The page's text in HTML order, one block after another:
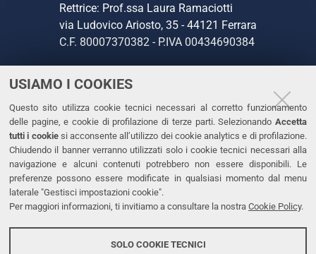
USIAMO I COOKIES
Questo sito utilizza cookie tecnici necessari al corretto funzionamento
delle pagine, e cookie di profilazione di terze parti. Selezionando Accetta
tutti i cookiesi acconsente all’utilizzo dei cookie analytics e di profilazione.
Chiudendo il banner verranno utilizzati solo i cookie tecnici necessari alla
navigazione e alcuni contenuti potrebbero non essere disponibili. Le
preferenze possono essere modificate in qualsiasi momento dal menu
laterale "Gestisci impostazioni cookie".
Per maggiori informazioni, ti invitiamo a consultare la nostra Cookie Policy.
SOLO COOKIE TECNICI
Rettrice: Prof.ssa Laura Ramaciotti
via Ludovico Ariosto, 35 - 44121 Ferrara
C.F. 80007370382 - P.IVA 00434690384
CONTATTI
Tel. +39 0532 293111
Fax. +39 0532 293031
PEC
LINKS
Dichiarazione di accessibilità